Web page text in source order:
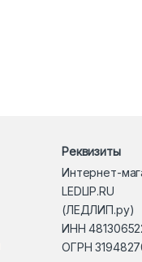
Реквизиты
Интернет-
LEDLIP.RU
(ЛЕДЛИП.ру)
ИНН
ОГРН